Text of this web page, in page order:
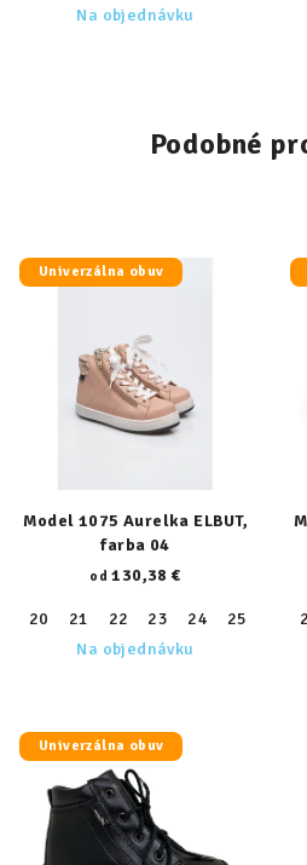
Na objednávku
Podobné
Univerzálna obuv
Model 1075 Aurelka ELBUT,
farba 04
od 130,38 €
20 21 22 23 24 25
Na objednávku
Univerzálna obuv